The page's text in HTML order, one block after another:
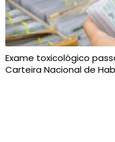
Exame toxicológico
Carteira Nacional de